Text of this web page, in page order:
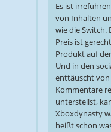
Es ist
von Inhalten
wie die Switch.
Preis ist
Produkt auf
Und in den
enttäuscht von
Kommentare
unterstellst,
Xboxdynasty
heißt schon